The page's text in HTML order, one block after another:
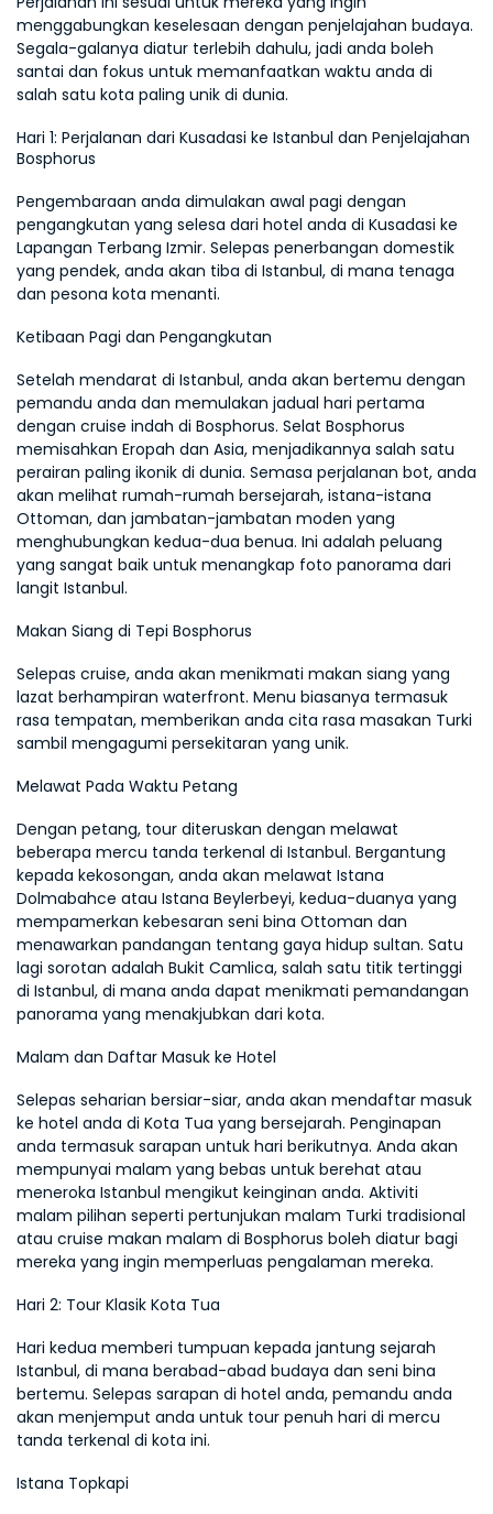
menggabungkan keselesaan dengan penjelajahan budaya.
Segala-galanya diatur terlebih dahulu, jadi anda boleh
santai dan fokus untuk memanfaatkan waktu anda di
salah satu kota paling unik di dunia.
Hari 1: Perjalanan dari Kusadasi ke Istanbul dan Penjelajahan
Bosphorus
Pengembaraan anda dimulakan awal pagi dengan
pengangkutan yang selesa dari hotel anda di Kusadasi ke
Lapangan Terbang Izmir. Selepas penerbangan domestik
yang pendek, anda akan tiba di Istanbul, di mana tenaga
dan pesona kota menanti.
Ketibaan Pagi dan Pengangkutan
Setelah mendarat di Istanbul, anda akan bertemu dengan
pemandu anda dan memulakan jadual hari pertama
dengan cruise indah di Bosphorus. Selat Bosphorus
memisahkan Eropah dan Asia, menjadikannya salah satu
perairan paling ikonik di dunia. Semasa perjalanan bot, anda
akan melihat rumah-rumah bersejarah, istana-istana
Ottoman, dan jambatan-jambatan moden yang
menghubungkan kedua-dua benua. Ini adalah peluang
yang sangat baik untuk menangkap foto panorama dari
langit Istanbul.
Makan Siang di Tepi Bosphorus
Selepas cruise, anda akan menikmati makan siang yang
lazat berhampiran waterfront. Menu biasanya termasuk
rasa tempatan, memberikan anda cita rasa masakan Turki
sambil mengagumi persekitaran yang unik.
Melawat Pada Waktu Petang
Dengan petang, tour diteruskan dengan melawat
beberapa mercu tanda terkenal di Istanbul. Bergantung
kepada kekosongan, anda akan melawat Istana
Dolmabahce atau Istana Beylerbeyi, kedua-duanya yang
mempamerkan kebesaran seni bina Ottoman dan
menawarkan pandangan tentang gaya hidup sultan. Satu
lagi sorotan adalah Bukit Camlica, salah satu titik tertinggi
di Istanbul, di mana anda dapat menikmati pemandangan
panorama yang menakjubkan dari kota.
Malam dan Daftar Masuk ke Hotel
Selepas seharian bersiar-siar, anda akan mendaftar masuk
ke hotel anda di Kota Tua yang bersejarah. Penginapan
anda termasuk sarapan untuk hari berikutnya. Anda akan
mempunyai malam yang bebas untuk berehat atau
meneroka Istanbul mengikut keinginan anda. Aktiviti
malam pilihan seperti pertunjukan malam Turki tradisional
atau cruise makan malam di Bosphorus boleh diatur bagi
mereka yang ingin memperluas pengalaman mereka.
Hari 2: Tour Klasik Kota Tua
Hari kedua memberi tumpuan kepada jantung sejarah
Istanbul, di mana berabad-abad budaya dan seni bina
bertemu. Selepas sarapan di hotel anda, pemandu anda
akan menjemput anda untuk tour penuh hari di mercu
tanda terkenal di kota ini.
Istana Topkapi